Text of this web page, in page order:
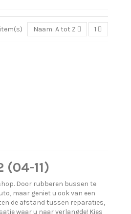
Naam: A tot Z 1
11)
Door rubberen bussen te
maar geniet u ook van een
de afstand tussen reparaties,
waar u naar verlangde! Kies